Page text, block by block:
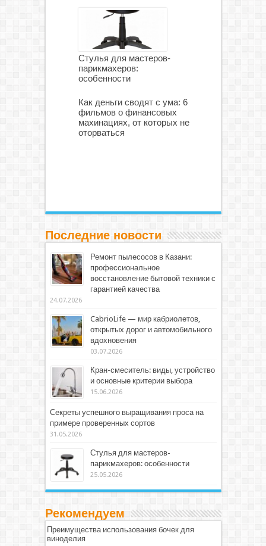
Стулья для мастеров-
парикмахеров:
особенности
Как деньги сводят с ума: 6
фильмов о финансовых
махинациях, от которых не
оторваться
Последние новости
Ремонт пылесосов в Казани:
профессиональное
восстановление бытовой техники с
гарантией качества
24.07.2026
CabrioLife — мир кабриолетов,
открытых дорог и автомобильного
вдохновения
03.07.2026
Кран-смеситель: виды, устройство
и основные критерии выбора
15.06.2026
Секреты успешного выращивания проса на
примере проверенных сортов
31.05.2026
Стулья для мастеров-
парикмахеров: особенности
25.05.2026
Рекомендуем
Преимущества использования бочек для
виноделия